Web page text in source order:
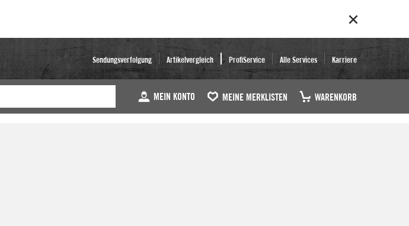
Sendungsverfolgung Artikelvergleich ProfiService Alle Services Karriere
MEIN KONTO MEINE MERKLISTEN WARENKORB